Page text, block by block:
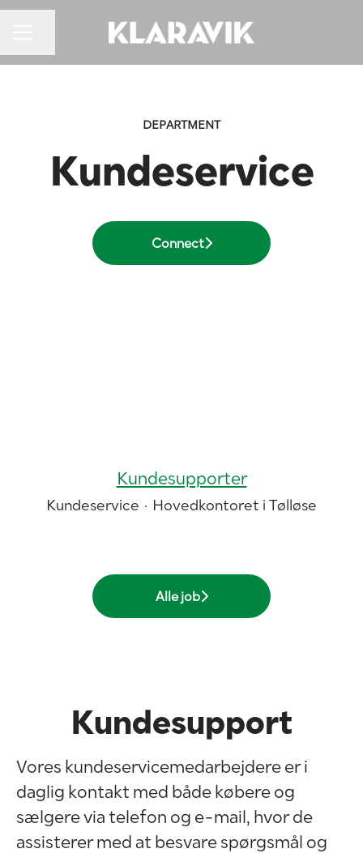
DEPARTMENT
Kundeservice
Connect
Kundesupporter
Kundeservice · Hovedkontoret i Tølløse
Alle job
Kundesupport
Vores kundeservicemedarbejdere er i
daglig kontakt med både købere og
sælgere via telefon og e-mail, hvor de
assisterer med at besvare spørgsmål og